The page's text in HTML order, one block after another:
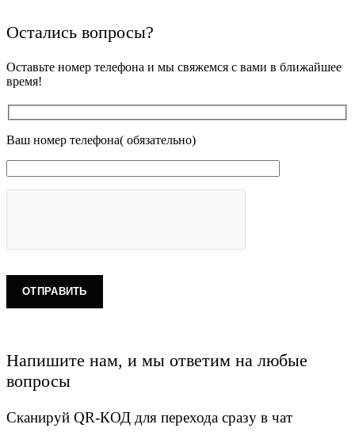
Остались вопросы?
Оставьте номер телефона и мы свяжемся с вами в ближайшее
время!
Ваш номер телефона( обязательно)
Напишите нам, и мы ответим на любые
вопросы
Сканируй QR-КОД для перехода сразу в чат